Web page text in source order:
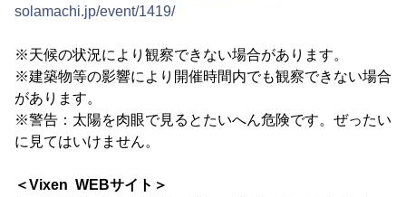
solamachi.jp/event/1419/
※天候の状況により観察できない場合があります。
※建築物等の影響により開催時間内でも観察できない場合
があります。
※警告：太陽を肉眼で見るとたいへん危険です。ぜったい
に見てはいけません。
＜Vixen WEBサイト＞